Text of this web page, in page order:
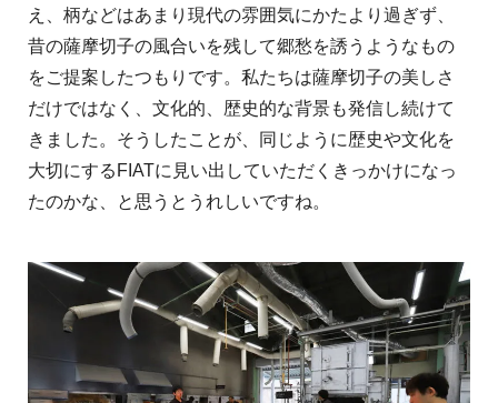
え、柄などはあまり現代の雰囲気にかたより過ぎず、
昔の薩摩切子の風合いを残して郷愁を誘うようなもの
をご提案したつもりです。私たちは薩摩切子の美しさ
だけではなく、文化的、歴史的な背景も発信し続けて
きました。そうしたことが、同じように歴史や文化を
大切にする FIATに見い出していただくきっかけになっ
たのかな、と思うとうれしいですね。